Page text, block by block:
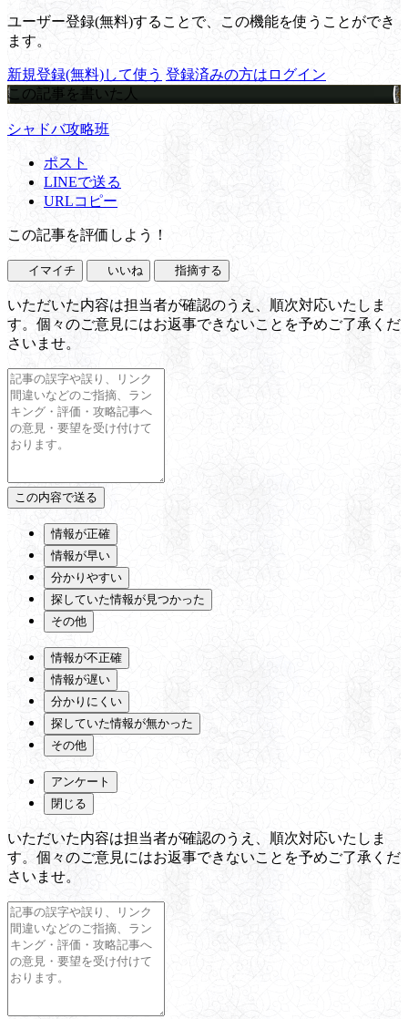
ユーザー登録(無料)することで、この機能を使うことができ
ます。
新規登録(無料)して使う 登録済みの方はログイン
この記事を書いた人
シャドバ攻略班
ポスト
LINEで送る
URLコピー
この記事を評価しよう！
イマイチ いいね 指摘する
いただいた内容は担当者が確認のうえ、順次対応いたしま
す。個々のご意見にはお返事できないことを予めご了承くだ
さいませ。
情報が正確
情報が早い
分かりやすい
探していた情報が見つかった
その他
情報が不正確
情報が遅い
分かりにくい
探していた情報が無かった
その他
アンケート
閉じる
いただいた内容は担当者が確認のうえ、順次対応いたしま
す。個々のご意見にはお返事できないことを予めご了承くだ
さいませ。